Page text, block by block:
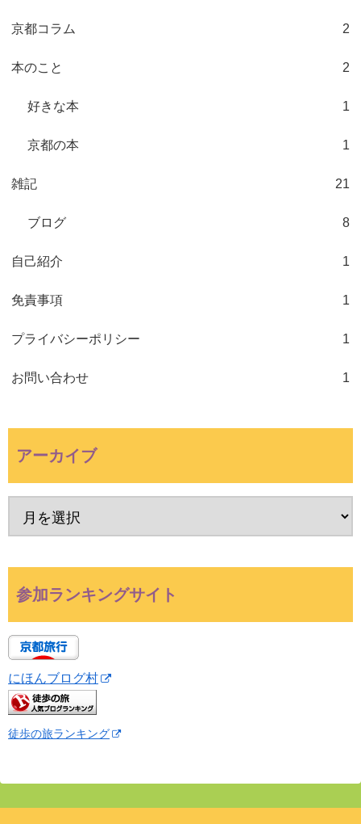
京都コラム 2
本のこと 2
好きな本 1
京都の本 1
雑記 21
ブログ 8
自己紹介 1
免責事項 1
プライバシーポリシー 1
お問い合わせ 1
アーカイブ
参加ランキングサイト
にほんブログ村
徒歩の旅ランキング